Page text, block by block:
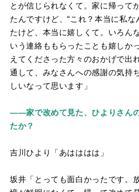
とが信じられなくて。家に帰って
たんですけど、“これ？本当に私な
たけど、本当に嬉しくて。いろん
いう連絡ももらったことも嬉しか
えてくださった方々のおかげで出
通して、みなさんへの感謝の気持
しいなって思います」
――家で改めて見た、ひよりさん
たか？
吉川ひより「あはははは」
坂井「とっても面白かったです。